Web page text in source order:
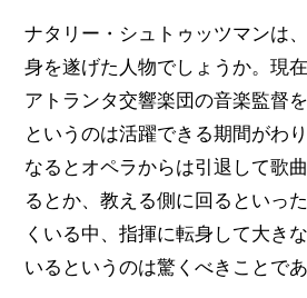
ナタリー・シュトゥッツマンは
身を遂げた人物でしょうか。現
アトランタ交響楽団の音楽監督
というのは活躍できる期間がわ
なるとオペラからは引退して歌
るとか、教える側に回るといっ
くいる中、指揮に転身して大き
いるというのは驚くべきことであ